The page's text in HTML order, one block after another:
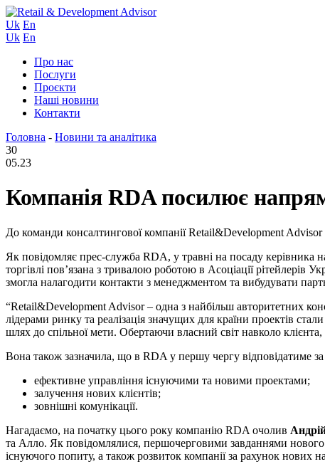
Uk En
Uk En
Про нас
Послуги
Проєкти
Наші новини
Контакти
Головна - Новини та аналітика
30
05.23
Компанія RDA посилює
До команди консалтингової компанії Retail&Development
Як повідомляє прес-служба RDA, у травні на посаду керівника
торгівлі пов’язана з тривалою роботою в Асоціації рітейлерів
змогла налагодити контакти з менеджментом та вибудувати
“Retail&Development Advisor – одна з найбільш авторитетних
лідерами ринку та реалізація значущих для країни проектів
шлях до спільної мети. Обертаючи власний світ навколо
Вона також зазначила, що в RDA у першу чергу відповідатиме за
ефективне управління існуючими та новими проектами;
залучення нових клієнтів;
зовнішні комунікації.
Нагадаємо, на початку цього року компанію RDA очолив
та Алло. Як повідомлялися, першочерговими завданнями
існуючого попиту, а також розвиток компанії за рахунок нових